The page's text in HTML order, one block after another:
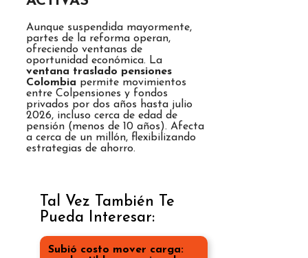
Aunque suspendida mayormente,
partes de la reforma operan,
ofreciendo ventanas de
oportunidad económica. La
ventana traslado pensiones
Colombia permite movimientos
entre Colpensiones y fondos
privados por dos años hasta julio
2026, incluso cerca de edad de
pensión (menos de 10 años). Afecta
a cerca de un millón, flexibilizando
estrategias de ahorro.
Tal Vez También Te
Pueda Interesar:
Subió costo mover carga: